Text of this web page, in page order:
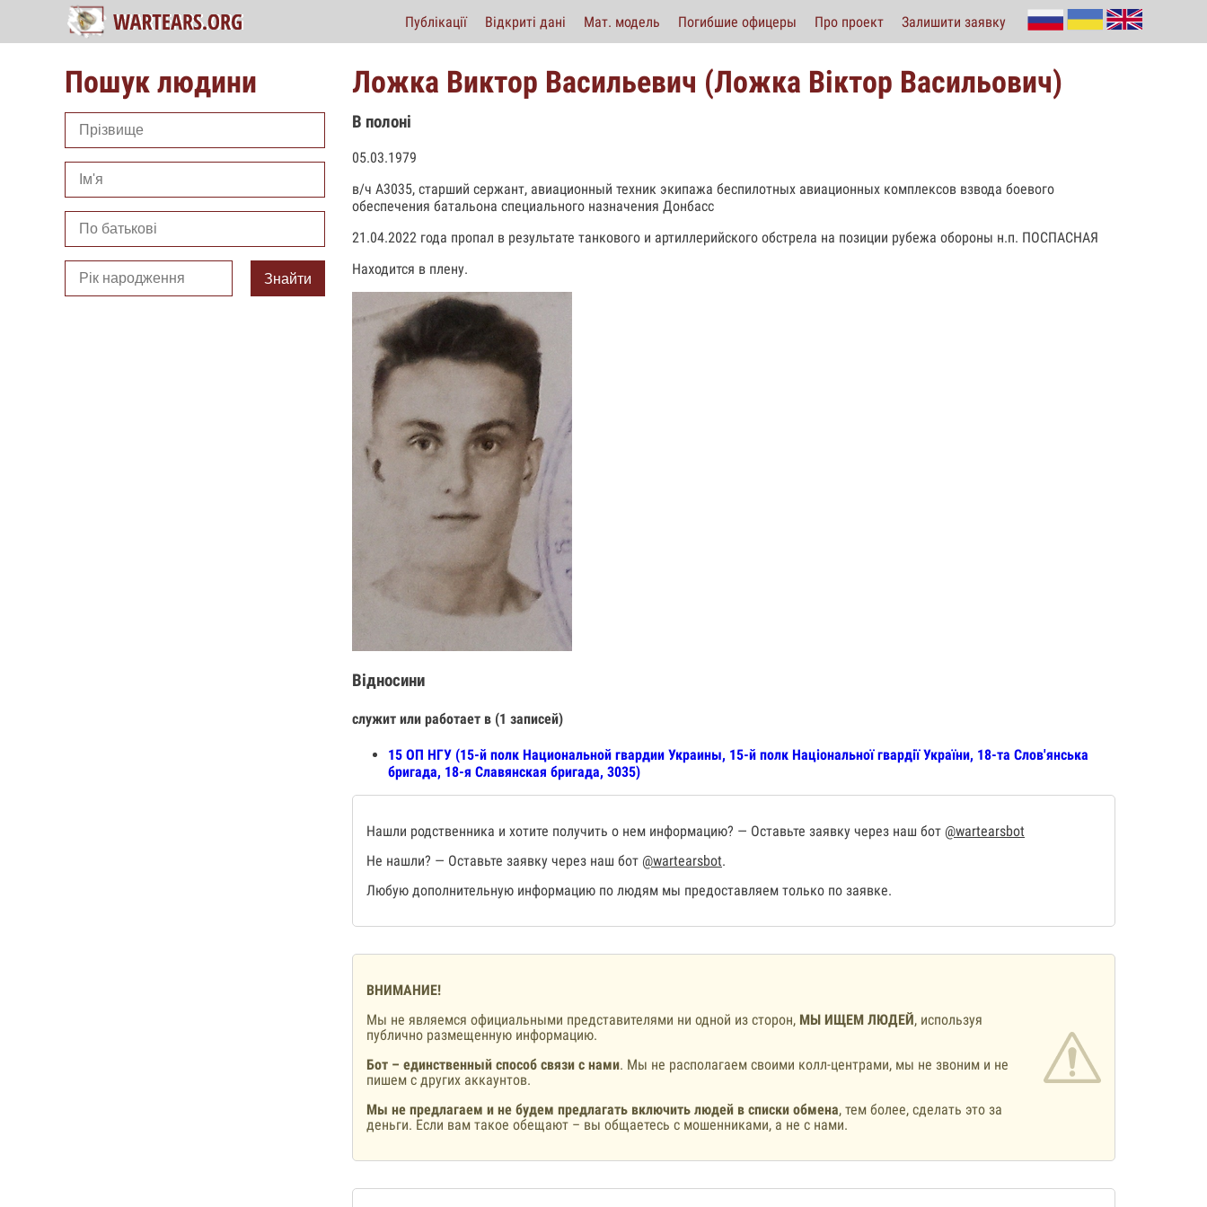
Публікації Відкриті дані Мат. модель Погибшие офицеры Про проект Залишити заявку
Пошук людини
Знайти
Ложка Виктор Васильевич (Ложка Віктор Васильович)
В полоні
05.03.1979
в/ч А3035, старший сержант, авиационный техник экипажа беспилотных авиационных комплексов взвода боевого
обеспечения батальона специального назначения Донбасс
21.04.2022 года пропал в результате танкового и артиллерийского обстрела на позиции рубежа обороны н.п. ПОСПАСНАЯ
Находится в плену.
Відносини
служит или работает в (1 записей)
15 ОП НГУ (15-й полк Национальной гвардии Украины, 15-й полк Національної гвардії України, 18-та Слов'янська
бригада, 18-я Славянская бригада, 3035)
Нашли родственника и хотите получить о нем информацию? — Оставьте заявку через наш бот @wartearsbot
Не нашли? — Оставьте заявку через наш бот @wartearsbot.
Любую дополнительную информацию по людям мы предоставляем только по заявке.
ВНИМАНИЕ!
Мы не являемся официальными представителями ни одной из сторон, МЫ ИЩЕМ ЛЮДЕЙ, используя
публично размещенную информацию.
Бот – единственный способ связи с нами. Мы не располагаем своими колл-центрами, мы не звоним и не
пишем с других аккаунтов.
Мы не предлагаем и не будем предлагать включить людей в списки обмена, тем более, сделать это за
деньги. Если вам такое обещают – вы общаетесь с мошенниками, а не с нами.